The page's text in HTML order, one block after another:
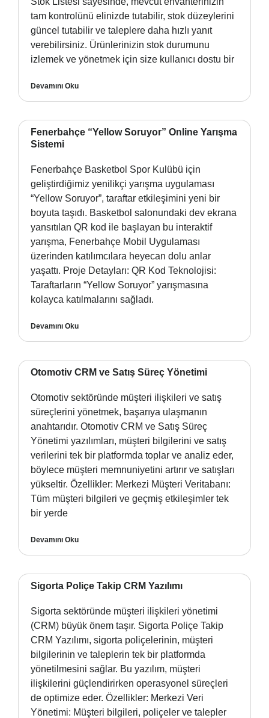
tam kontrolünü elinizde tutabilir, stok düzeylerini
güncel tutabilir ve taleplere daha hızlı yanıt
verebilirsiniz. Ürünlerinizin stok durumunu
izlemek ve yönetmek için size kullanıcı dostu bir
Devamını Oku
Fenerbahçe “Yellow Soruyor” Online Yarışma
Sistemi
Fenerbahçe Basketbol Spor Kulübü için
geliştirdiğimiz yenilikçi yarışma uygulaması
“Yellow Soruyor”, taraftar etkileşimini yeni bir
boyuta taşıdı. Basketbol salonundaki dev ekrana
yansıtılan QR kod ile başlayan bu interaktif
yarışma, Fenerbahçe Mobil Uygulaması
üzerinden katılımcılara heyecan dolu anlar
yaşattı. Proje Detayları: QR Kod Teknolojisi:
Taraftarların “Yellow Soruyor” yarışmasına
kolayca katılmalarını sağladı.
Devamını Oku
Otomotiv CRM ve Satış Süreç Yönetimi
Otomotiv sektöründe müşteri ilişkileri ve satış
süreçlerini yönetmek, başarıya ulaşmanın
anahtarıdır. Otomotiv CRM ve Satış Süreç
Yönetimi yazılımları, müşteri bilgilerini ve satış
verilerini tek bir platformda toplar ve analiz eder,
böylece müşteri memnuniyetini artırır ve satışları
yükseltir. Özellikler: Merkezi Müşteri Veritabanı:
Tüm müşteri bilgileri ve geçmiş etkileşimler tek
bir yerde
Devamını Oku
Sigorta Poliçe Takip CRM Yazılımı
Sigorta sektöründe müşteri ilişkileri yönetimi
(CRM) büyük önem taşır. Sigorta Poliçe Takip
CRM Yazılımı, sigorta poliçelerinin, müşteri
bilgilerinin ve taleplerin tek bir platformda
yönetilmesini sağlar. Bu yazılım, müşteri
ilişkilerini güçlendirirken operasyonel süreçleri
de optimize eder. Özellikler: Merkezi Veri
Yönetimi: Müşteri bilgileri, poliçeler ve talepler